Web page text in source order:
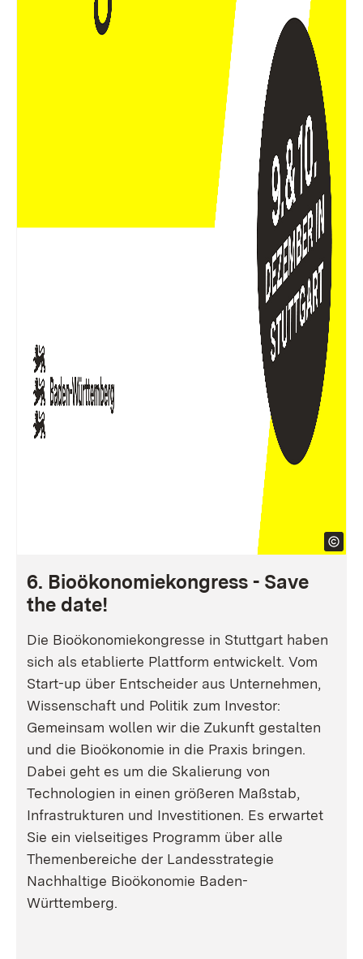
6. Bioökonomiekongress - Save
the date!
Die Bioökonomiekongresse in Stuttgart haben
sich als etablierte Plattform entwickelt. Vom
Start-up über Entscheider aus Unternehmen,
Wissenschaft und Politik zum Investor:
Gemeinsam wollen wir die Zukunft gestalten
und die Bioökonomie in die Praxis bringen.
Dabei geht es um die Skalierung von
Technologien in einen größeren Maßstab,
Infrastrukturen und Investitionen. Es erwartet
Sie ein vielseitiges Programm über alle
Themenbereiche der Landesstrategie
Nachhaltige Bioökonomie Baden-
Württemberg.